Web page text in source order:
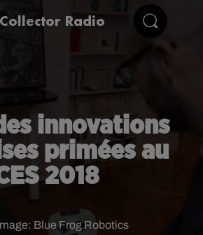
Collector Radio
innovations
primées au
2018
Blue Frog Robotics